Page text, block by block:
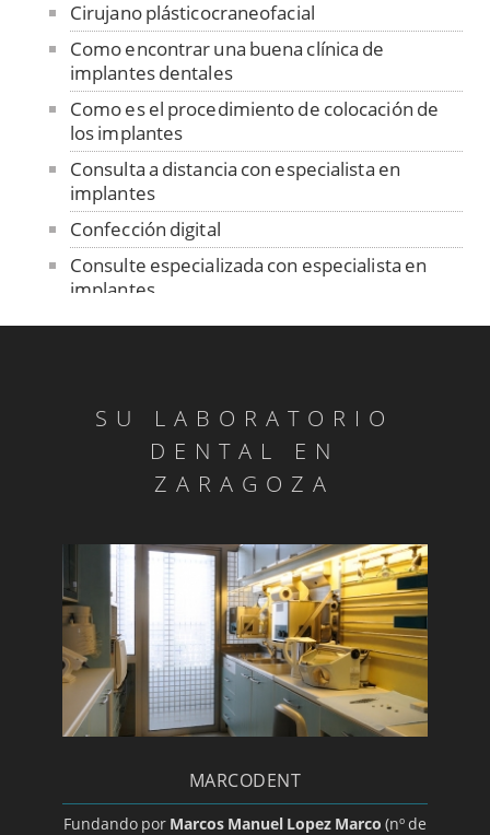
Cirujano plásticocraneofacial
Como encontrar una buena clínica de
implantes dentales
Como es el procedimiento de colocación de
los implantes
Consulta a distancia con especialista en
implantes
Confección digital
Consulte especializada con especialista en
implantes
Contención
Dentadura sobre implantes
Día mundial de la salud bucodental
Endodoncia
Estomatitis
Gingivitis/a>
Glositis
Guía básica sobre la colocación de un implante
Herpes oral
SU LABORATORIO
DENTAL EN
ZARAGOZA
MARCODENT
Fundando por Marcos Manuel Lopez Marco (nº de